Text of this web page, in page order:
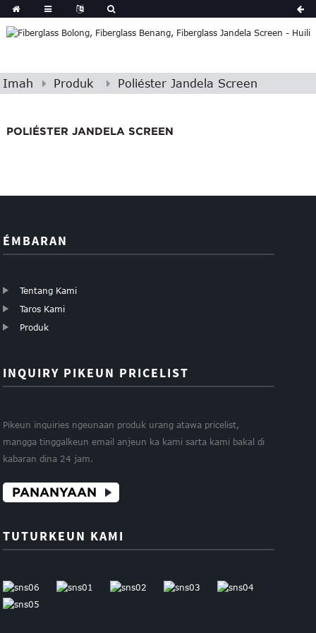
Imah Produk Poliéster Jandela Screen
POLIÉSTER JANDELA SCREEN
ÉMBARAN
Tentang Kami
Taros Kami
Produk
INQUIRY PIKEUN PRICELIST
Pikeun inquiries ngeunaan produk urang atawa pricelist,
mangga tinggalkeun email anjeun ka kami sarta kami bakal di
kabaran dina 24 jam.
PANANYAAN
TUTURKEUN KAMI